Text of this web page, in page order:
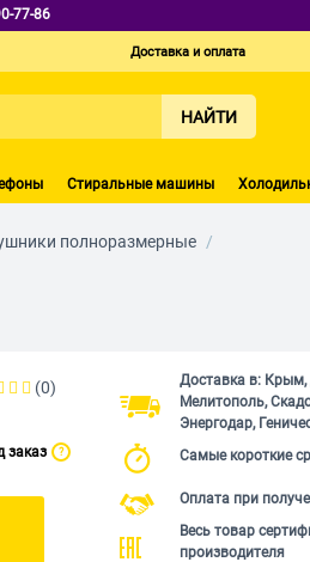
77-86
Доставка и оплата
НАЙТИ
Стиральные машины
полноразмерные /
(0)
заказ ?
Доставка в: Крым,
Мелитополь,
Энергодар,
Самые короткие
Оплата при
Весь товар
производителя